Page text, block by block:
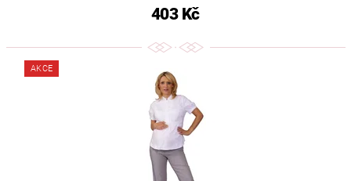
403 Kč
AKCE